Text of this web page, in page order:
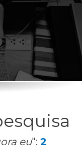
eu": 2